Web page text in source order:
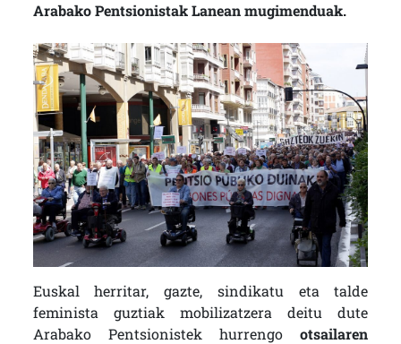
Arabako Pentsionistak Lanean mugimenduak.
Euskal herritar, gazte, sindikatu eta talde
feminista guztiak mobilizatzera deitu dute
Arabako Pentsionistek hurrengootsailaren